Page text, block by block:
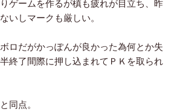
ゲームを作るが槙も疲れが目立ち、昨
いしマークも厳しい。
ロだがかっぽんが良かった為何とか失
終了間際に押し込まれてＰＫを取られ
同点。